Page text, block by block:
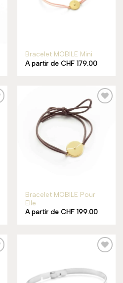
Bracelet MOBILE Mini
A partir deCHF 179.00
Bracelet MOBILE Pour
Elle
A partir deCHF 199.00